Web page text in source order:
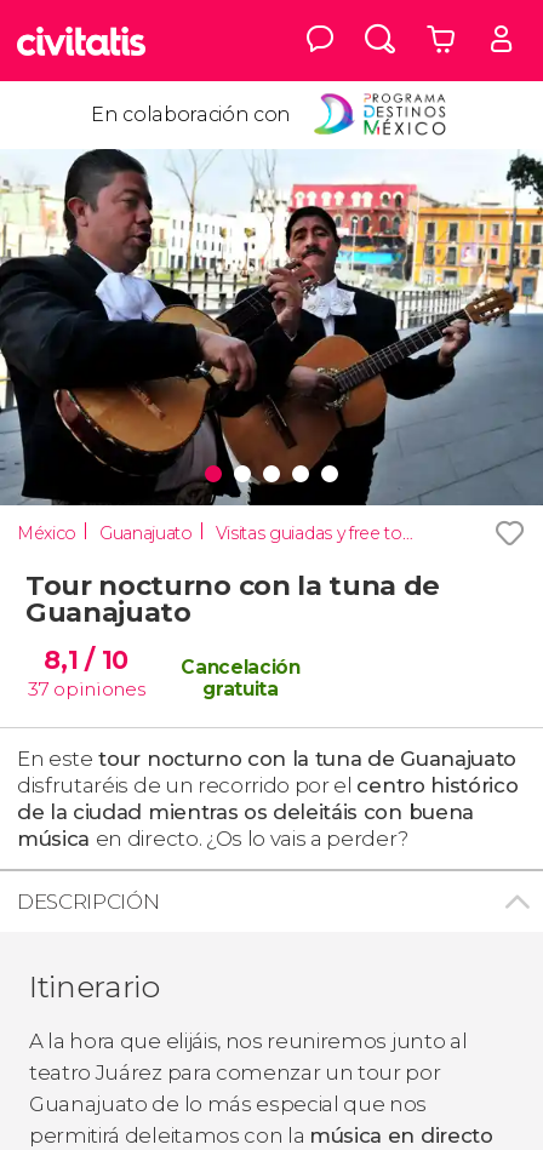
En colaboración con
México Guanajuato Visitas guiadas y free tours
Tour nocturno con la tuna de
Guanajuato
8,1/ 10
37 opiniones
Cancelación
gratuita
En este tour nocturno con la tuna de Guanajuato
disfrutaréis de un recorrido por el centro histórico
de la ciudad mientras os deleitáis con buena
música en directo. ¿Os lo vais a perder?
DESCRIPCIÓN
Itinerario
A la hora que elijáis, nos reuniremos junto al
teatro Juárez para comenzar un tour por
Guanajuato de lo más especial que nos
permitirá deleitamos con la música en directo